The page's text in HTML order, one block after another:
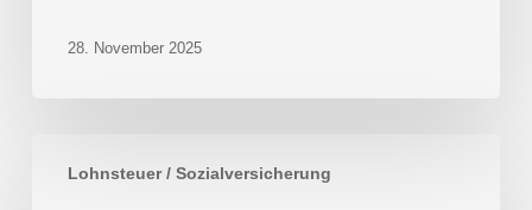
28. November 2025
Lohnsteuer / Sozialversicherung
Aufmerksamkeiten